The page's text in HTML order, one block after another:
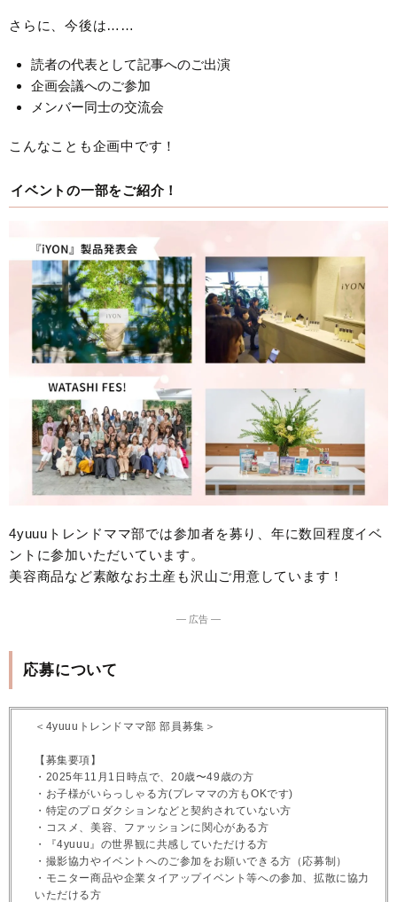
さらに、今後は……
読者の代表として記事へのご出演
企画会議へのご参加
メンバー同士の交流会
こんなことも企画中です！
イベントの一部をご紹介！
4yuuuトレンドママ部では参加者を募り、年に数回程度イベ
ントに参加いただいています。
美容商品など素敵なお土産も沢山ご用意しています！
― 広告 ―
応募について
＜4yuuuトレンドママ部 部員募集＞
【募集要項】
・2025年11月1日時点で、20歳〜49歳の方
・お子様がいらっしゃる方(プレママの方もOKです)
・特定のプロダクションなどと契約されていない方
・コスメ、美容、ファッションに関心がある方
・『4yuuu』の世界観に共感していただける方
・撮影協力やイベントへのご参加をお願いできる方（応募制）
・モニター商品や企業タイアップイベント等への参加、拡散に協力
いただける方